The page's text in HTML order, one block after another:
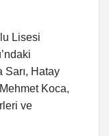
Lisesi
Sarı, Hatay
Koca,
ve